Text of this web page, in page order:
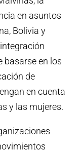
en asuntos
Bolivia y
basarse en los
de
en cuenta
y las mujeres.